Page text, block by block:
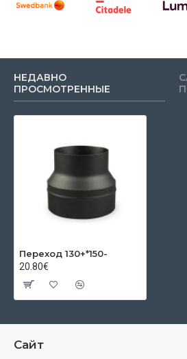
НЕДАВНО
ПРОСМОТРЕННЫЕ
Переход 130+*150-
20.80€
Сайт